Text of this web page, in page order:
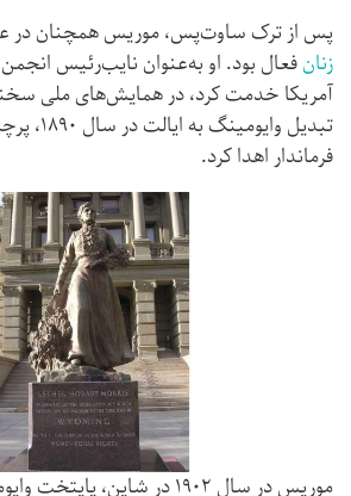
پس از ترک ساوت‌پس، موریس همچنان در
زنانفعال بود. او به‌عنوان نایب‌رئیس
آمریکا خدمت کرد، در همایش‌های ملی
تبدیل
فرماندار اهدا کرد.
موریس در سال ۱۹۰۲ در شاین،